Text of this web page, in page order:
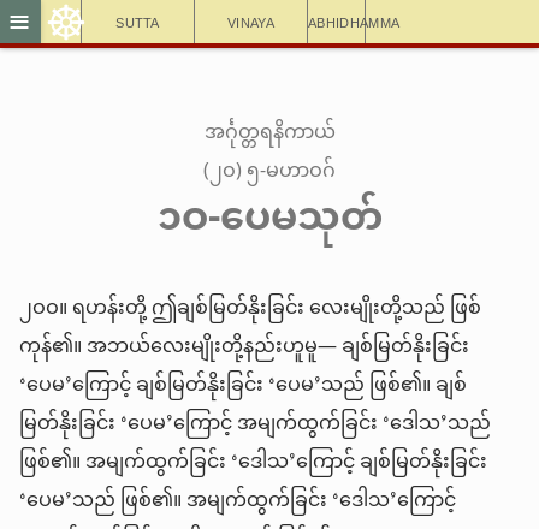
Sutta Vinaya Abhidhamma
≡ ☸
အင်္ဂုတ္တရနိကာယ်
(၂ဝ) ၅-မဟာဝဂ်
၁ဝ-ပေမသုတ်
၂ဝဝ။ ရဟန်းတို့ ဤချစ်မြတ်နိုးခြင်း လေးမျိုးတို့သည် ဖြစ်
ကုန်၏။ အဘယ်လေးမျိုးတို့နည်းဟူမူ— ချစ်မြတ်နိုးခြင်း
‘ပေမ’ကြောင့် ချစ်မြတ်နိုးခြင်း ‘ပေမ’သည် ဖြစ်၏။ ချစ်
မြတ်နိုးခြင်း ‘ပေမ’ကြောင့် အမျက်ထွက်ခြင်း ‘ဒေါသ’သည်
ဖြစ်၏။ အမျက်ထွက်ခြင်း ‘ဒေါသ’ကြောင့် ချစ်မြတ်နိုးခြင်း
‘ပေမ’သည် ဖြစ်၏။ အမျက်ထွက်ခြင်း ‘ဒေါသ’ကြောင့်